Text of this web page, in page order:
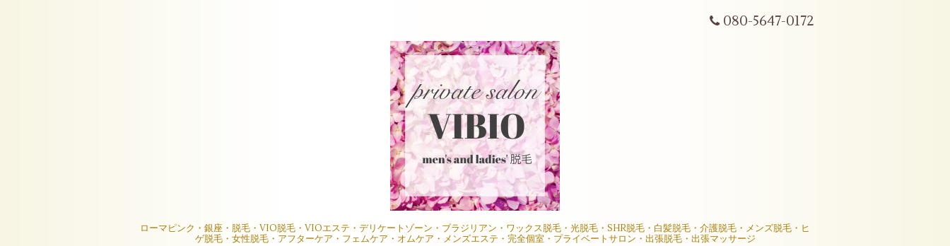
080-5647-0172
ローマピンク・銀座・脱毛・VIO脱毛・VIOエステ・デリケートゾーン・ブラジリアン・ワックス脱毛・光脱毛・SHR脱毛・白髪脱毛・介護脱毛・メンズ脱毛・ヒ
ゲ脱毛・女性脱毛・アフターケア・フェムケア・オムケア・メンズエステ・完全個室・プライベートサロン・出張脱毛・出張マッサージ